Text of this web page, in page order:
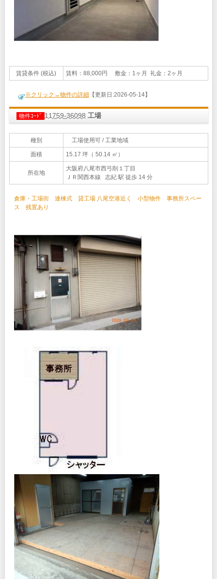
賃貸条件 (税込) 賃料：88,000円 敷金：1ヶ月 礼金：2ヶ月
※クリック→物件の詳細 【更新日:2026-05-14】
物件ｺｰﾄﾞ 11759-36098 工場
種別 工場使用可 / 工業地域
面積 15.17 坪（ 50.14 ㎡）
所在地
大阪府八尾市西弓削１丁目
ＪＲ関西本線 志紀 駅 徒歩 14 分
倉庫・工場街 連棟式 貸工場 八尾空港近く 小型物件 事務所スペー
ス 残置あり